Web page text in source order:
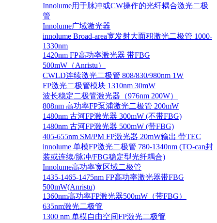
Innolume用于脉冲或CW操作的光纤耦合激光二极
管
Innolume广域激光器
innolume Broad-area宽发射大面积激光二极管 1000-
1330nm
1420nm FP高功率激光器 带FBG
500mW（Anristu）
CWLD连续激光二极管 808/830/980nm 1W
FP激光二极管模块 1310nm 30mW
波长稳定二极管激光器（976nm 200W）
808nm 高功率FP泵浦激光二极管 200mW
1480nm 古河FP激光器 300mW (不带FBG)
1480nm 古河FP激光器 500mW (带FBG)
405-655nm SM/PM FP激光器 20mW输出 带TEC
innolume 单模FP激光二极管 780-1340nm (TO-can封
装或连续/脉冲/FBG稳定型光纤耦合)
Innolume高功率宽区域二极管
1435-1465-1475nm FP高功率激光器带FBG
500mW(Anristu)
1360nm高功率FP激光器500mW（带FBG）
635nm激光二极管
1300 nm 单模自由空间FP激光二极管